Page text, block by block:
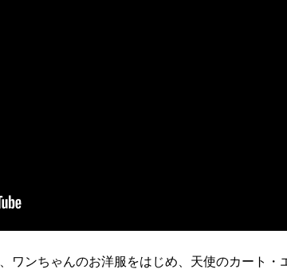
ワンちゃんのお洋服をはじめ、天使のカート・